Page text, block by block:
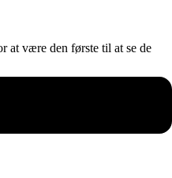
at være den første til at se de